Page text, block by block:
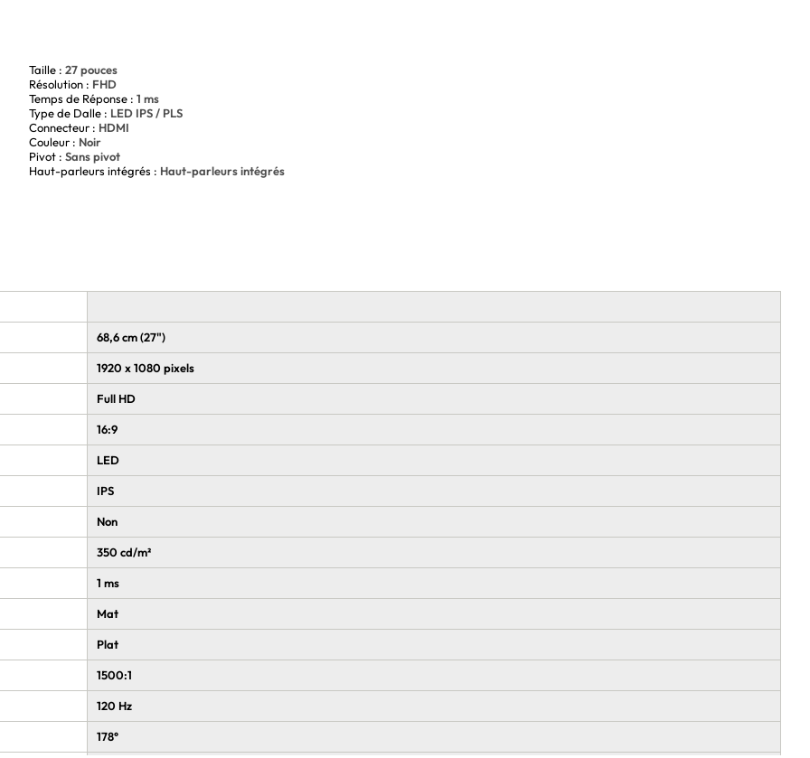
réactivité optimale
et l'écran
sur mesure
Taille : 27 pouces
Résolution : FHD
Temps de Réponse : 1 ms
Type de Dalle : LED IPS / PLS
Connecteur : HDMI
Couleur : Noir
Pivot : Sans pivot
Haut-parleurs intégrés : Haut-parleurs intégrés
68,6 cm (27")
1920 x 1080 pixels
Full HD
16:9
LED
IPS
Non
350 cd/m²
1 ms
Mat
Plat
1500:1
120 Hz
178°